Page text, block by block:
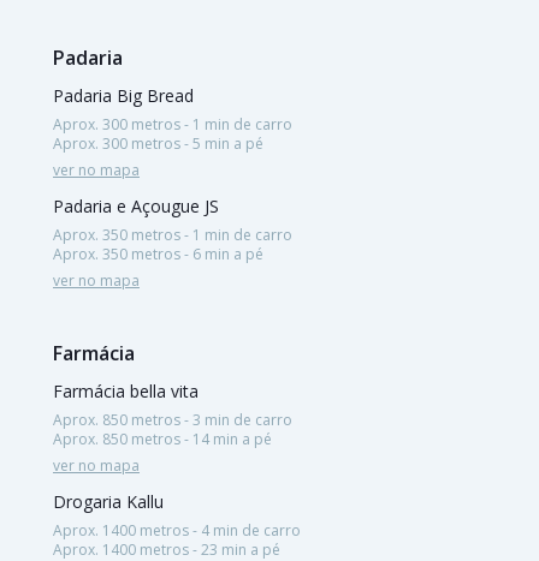
Padaria
Padaria Big Bread
Aprox. 300 metros - 1 min de carro
Aprox. 300 metros - 5 min a pé
ver no mapa
Padaria e Açougue JS
Aprox. 350 metros - 1 min de carro
Aprox. 350 metros - 6 min a pé
ver no mapa
Farmácia
Farmácia bella vita
Aprox. 850 metros - 3 min de carro
Aprox. 850 metros - 14 min a pé
ver no mapa
Drogaria Kallu
Aprox. 1400 metros - 4 min de carro
Aprox. 1400 metros - 23 min a pé